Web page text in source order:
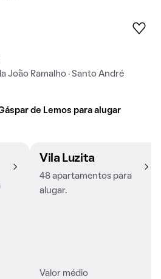
João Ramalho · Santo André
de Lemos para alugar
Vila Luzita
48 apartamentos para
alugar.
Valor médio